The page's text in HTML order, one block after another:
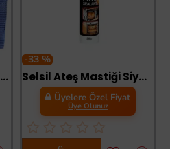
Banyo Paspası 1A 65 Cm 1 Metre Lacivert
-33 %
Selsil Ateş Mastiği Siyah 300 ml 1500 Dereceye Dayanıklı
Üyelere Özel Fiyat
Üye Olunuz